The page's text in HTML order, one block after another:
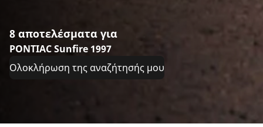
8 αποτελέσματα για
PONTIAC Sunfire 1997
Ολοκλήρωση της αναζήτησής μου